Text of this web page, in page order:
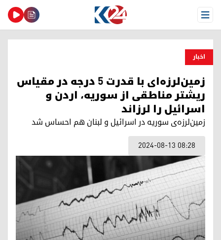
Open Menu
اخبار
زمین‌لرزه‌ای با قدرت ۵ درجه در مقیاس
ریشتر مناطقی از سوریه، اردن و
اسرائیل را لرزاند
زمین‌لرزه‌ی سوریه در اسرائیل و لبنان هم احساس شد
2024-08-13 08:28